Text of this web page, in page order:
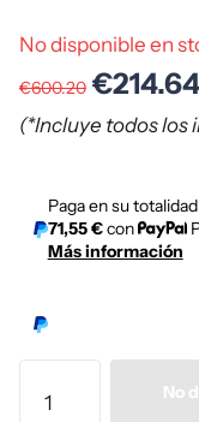
No disponible en
€600.20 €214.64
(*Incluye todos los
Paga en su
71,55 €con
Más información
No